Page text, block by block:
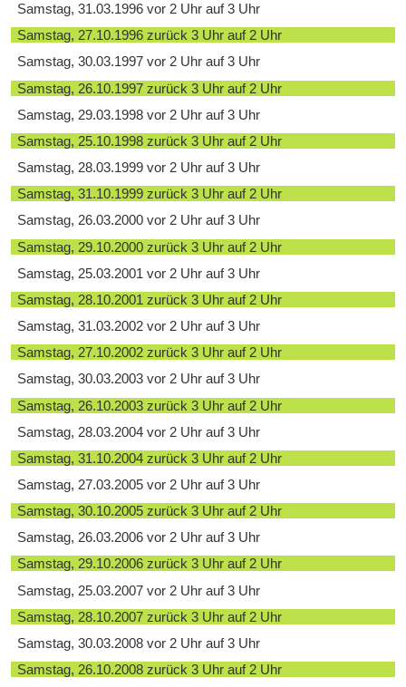
Samstag, 31.03.1996 vor 2 Uhr auf 3 Uhr
Samstag, 27.10.1996 zurück 3 Uhr auf 2 Uhr
Samstag, 30.03.1997 vor 2 Uhr auf 3 Uhr
Samstag, 26.10.1997 zurück 3 Uhr auf 2 Uhr
Samstag, 29.03.1998 vor 2 Uhr auf 3 Uhr
Samstag, 25.10.1998 zurück 3 Uhr auf 2 Uhr
Samstag, 28.03.1999 vor 2 Uhr auf 3 Uhr
Samstag, 31.10.1999 zurück 3 Uhr auf 2 Uhr
Samstag, 26.03.2000 vor 2 Uhr auf 3 Uhr
Samstag, 29.10.2000 zurück 3 Uhr auf 2 Uhr
Samstag, 25.03.2001 vor 2 Uhr auf 3 Uhr
Samstag, 28.10.2001 zurück 3 Uhr auf 2 Uhr
Samstag, 31.03.2002 vor 2 Uhr auf 3 Uhr
Samstag, 27.10.2002 zurück 3 Uhr auf 2 Uhr
Samstag, 30.03.2003 vor 2 Uhr auf 3 Uhr
Samstag, 26.10.2003 zurück 3 Uhr auf 2 Uhr
Samstag, 28.03.2004 vor 2 Uhr auf 3 Uhr
Samstag, 31.10.2004 zurück 3 Uhr auf 2 Uhr
Samstag, 27.03.2005 vor 2 Uhr auf 3 Uhr
Samstag, 30.10.2005 zurück 3 Uhr auf 2 Uhr
Samstag, 26.03.2006 vor 2 Uhr auf 3 Uhr
Samstag, 29.10.2006 zurück 3 Uhr auf 2 Uhr
Samstag, 25.03.2007 vor 2 Uhr auf 3 Uhr
Samstag, 28.10.2007 zurück 3 Uhr auf 2 Uhr
Samstag, 30.03.2008 vor 2 Uhr auf 3 Uhr
Samstag, 26.10.2008 zurück 3 Uhr auf 2 Uhr